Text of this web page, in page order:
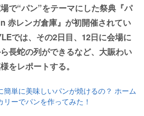
で“パン”をテーマにした祭典『パ
赤レンガ倉庫』が初開催されてい
では、その2日目、12日に会場に
長蛇の列ができるなど、大賑わい
をレポートする。
簡単に美味しいパンが焼けるの？ ホーム
リーでパンを作ってみた！